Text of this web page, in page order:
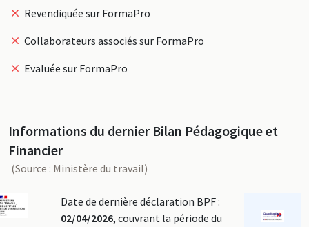
Revendiquée sur FormaPro
Collaborateurs associés sur FormaPro
Evaluée sur FormaPro
Informations du dernier Bilan Pédagogique et
Financier
(Source : Ministère du travail)
Date de dernière déclaration BPF :
02/04/2026, couvrant la période du